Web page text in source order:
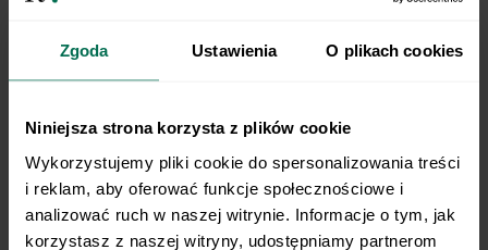
Zgoda Ustawienia O plikach cookies
Niniejsza strona korzysta z plików cookie
Wykorzystujemy pliki cookie do spersonalizowania treści
i reklam, aby oferować funkcje społecznościowe i
analizować ruch w naszej witrynie. Informacje o tym, jak
korzystasz z naszej witryny, udostępniamy partnerom